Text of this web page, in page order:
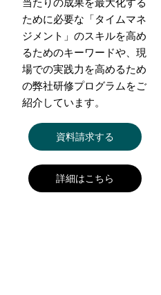
ために必要な「タイムマネ
ジメント」のスキルを高め
るためのキーワードや、現
場での実践力を高めるため
の弊社研修プログラムをご
紹介しています。
資料請求する
詳細はこちら